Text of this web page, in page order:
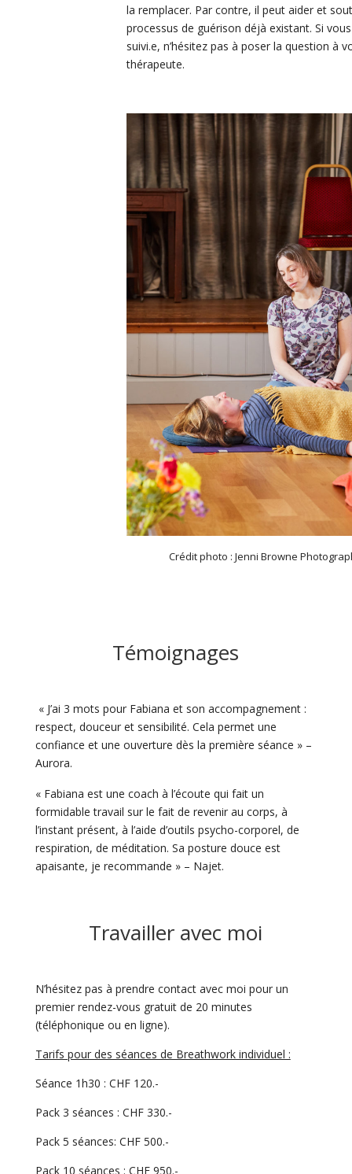
la remplacer. Par contre, il peut aider et
processus de guérison déjà existant. Si
suivi.e, n’hésitez pas à poser la question à
thérapeute.
Crédit photo : Jenni Browne
Témoignages
« J’ai 3 mots pour Fabiana et son accompagnement :
respect, douceur et sensibilité. Cela permet une
confiance et une ouverture dès la première séance » –
Aurora.
« Fabiana est une coach à l’écoute qui fait un
formidable travail sur le fait de revenir au corps, à
l’instant présent, à l’aide d’outils psycho-corporel, de
respiration, de méditation. Sa posture douce est
apaisante, je recommande » – Najet.
Travailler avec moi
N’hésitez pas à prendre contact avec moi pour un
premier rendez-vous gratuit de 20 minutes
(téléphonique ou en ligne).
Tarifs pour des séances de Breathwork individuel :
Séance 1h30 : CHF 120.-
Pack 3 séances : CHF 330.-
Pack 5 séances: CHF 500.-
Pack 10 séances : CHF 950.-